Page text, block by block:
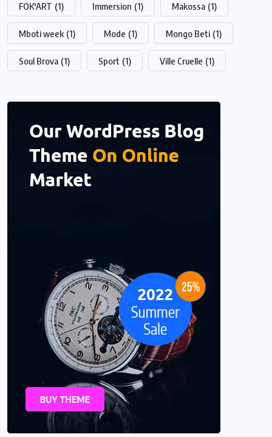
FOK'ART (1) Immersion (1) Makossa (1)
Mboti week (1) Mode (1) Mongo Beti (1)
Soul Brova (1) Sport (1) Ville Cruelle (1)